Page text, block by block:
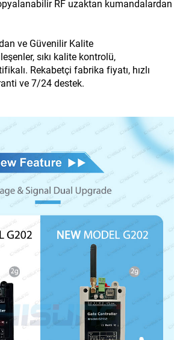
RF uzaktan kumandalardan
ve Güvenilir Kalite
sıkı kalite kontrolü,
Rekabetçi fabrika fiyatı, hızlı
ve 7/24 destek.